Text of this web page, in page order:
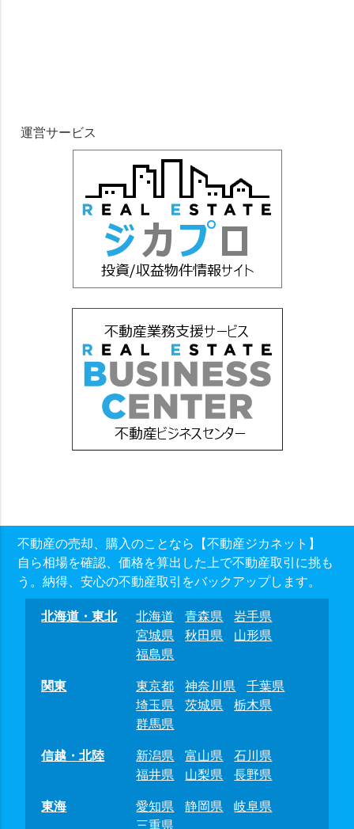
運営サービス
不動産の売却、購入のことなら【不動産ジカネット】
自ら相場を確認、価格を算出した上で不動産取引に挑も
う。納得、安心の不動産取引をバックアップします。
北海道・東北 北海道 青森県
岩手県
宮城県
秋田県
山形県
福島県
関東
東京都 神奈川県
千葉県
埼玉県
茨城県
栃木県
群馬県
信越・北陸
新潟県 富山県
石川県
福井県
山梨県
長野県
東海
愛知県 静岡県
岐阜県
三重県